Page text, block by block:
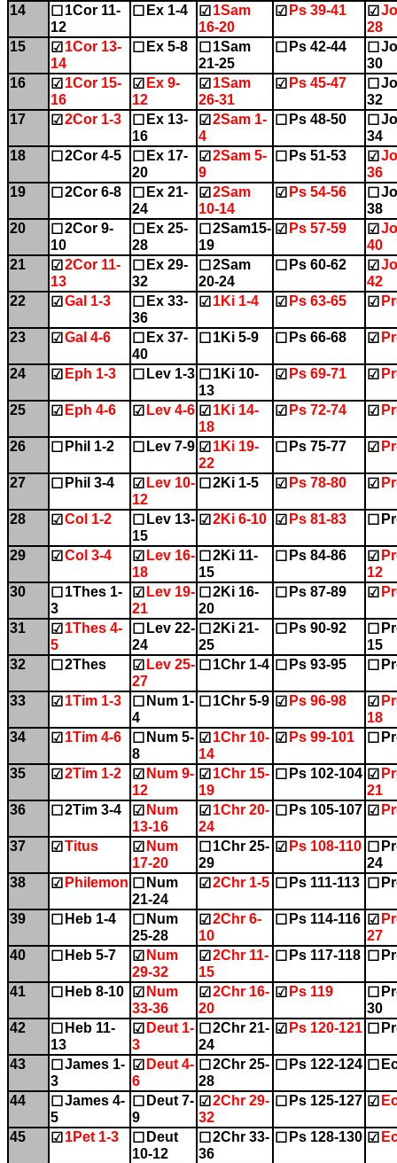
14
☐ 1Cor 11-
12
☐ Ex 1-4 ☑ 1Sam
16-20
☑ Ps 39-41 ☑
28
15
☑ 1Cor 13-
14
☐ Ex 5-8 ☐ 1Sam
21-25
☐ Ps 42-44 ☐
30
16
☑ 1Cor 15-
16
☑ Ex 9-
12
☑ 1Sam
26-31
☑ Ps 45-47 ☐
32
17
☑ 2Cor 1-3 ☐ Ex 13-
16
☑ 2Sam 1-
4
☐ Ps 48-50 ☐
34
18
☐ 2Cor 4-5 ☐ Ex 17-
20
☑ 2Sam 5-
9
☐ Ps 51-53 ☑
36
19
☐ 2Cor 6-8 ☐ Ex 21-
24
☑ 2Sam
10-14
☑ Ps 54-56 ☐
38
20
☐ 2Cor 9-
10
☐ Ex 25-
28
☐ 2Sam15-
19
☑ Ps 57-59 ☑
40
21
☑ 2Cor 11-
13
☐ Ex 29-
32
☐ 2Sam
20-24
☐ Ps 60-62 ☑
42
22
☑ Gal 1-3 ☐ Ex 33-
36
☑ 1Ki 1-4 ☑ Ps 63-65 ☑
23 ☑ Gal 4-6 ☐ Ex 37-
40
☐ 1Ki 5-9 ☐ Ps 66-68 ☑
24 ☑ Eph 1-3 ☐ Lev 1-3 ☐ 1Ki 10-
13
☑ Ps 69-71 ☑
25 ☑ Eph 4-6 ☑ Lev 4-6 ☑ 1Ki 14-
18
☑ Ps 72-74 ☑
26 ☐ Phil 1-2 ☐ Lev 7-9 ☑ 1Ki 19-
22
☐ Ps 75-77 ☑
27 ☐ Phil 3-4 ☑ Lev 10-
12
☐ 2Ki 1-5 ☑ Ps 78-80 ☑
28 ☑ Col 1-2 ☐ Lev 13-
15
☑ 2Ki 6-10 ☑ Ps 81-83 ☐
29 ☑ Col 3-4 ☑ Lev 16-
18
☐ 2Ki 11-
15
☐ Ps 84-86 ☑
12
30
☐ 1Thes 1-
3
☑ Lev 19-
21
☐ 2Ki 16-
20
☐ Ps 87-89 ☑
31 ☑ 1Thes 4-
5
☐ Lev 22-
24
☐ 2Ki 21-
25
☐ Ps 90-92 ☐
15
32
☐ 2Thes ☑ Lev 25-
27
☐ 1Chr 1-4 ☐ Ps 93-95 ☐
33 ☑ 1Tim 1-3 ☐ Num 1-
4
☐ 1Chr 5-9 ☑ Ps 96-98 ☑
18
34
☑ 1Tim 4-6 ☐ Num 5-
8
☑ 1Chr 10-
14
☑ Ps 99-101 ☐
35 ☑ 2Tim 1-2 ☑ Num 9-
12
☑ 1Chr 15-
19
☐ Ps 102-104 ☑
21
36
☐ 2Tim 3-4 ☑ Num
13-16
☑ 1Chr 20-
24
☐ Ps 105-107 ☑
37 ☑ Titus ☑ Num
17-20
☐ 1Chr 25-
29
☑ Ps 108-110 ☐
24
38
☑ Philemon ☐ Num
21-24
☑ 2Chr 1-5 ☐ Ps 111-113 ☐
39 ☐ Heb 1-4 ☐ Num
25-28
☑ 2Chr 6-
10
☐ Ps 114-116 ☑
27
40
☐ Heb 5-7 ☑ Num
29-32
☑ 2Chr 11-
15
☐ Ps 117-118 ☐
41 ☐ Heb 8-10 ☑ Num
33-36
☑ 2Chr 16-
20
☑ Ps 119 ☐
30
42
☐ Heb 11-
13
☑ Deut 1-
3
☐ 2Chr 21-
24
☑ Ps 120-121 ☐
43 ☐ James 1-
3
☑ Deut 4-
6
☐ 2Chr 25-
28
☐ Ps 122-124 ☐
44 ☐ James 4-
5
☐ Deut 7-
9
☑ 2Chr 29-
32
☐ Ps 125-127 ☑
45 ☑ 1Pet 1-3 ☐ Deut
10-12
☐ 2Chr 33-
36
☐ Ps 128-130 ☑